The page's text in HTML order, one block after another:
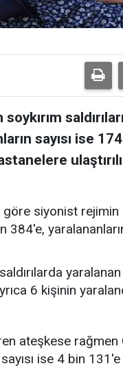
sayısı ise
göre siyonist
384'e,
6 kişinin
ateşkese rağmen
ise 4 bin